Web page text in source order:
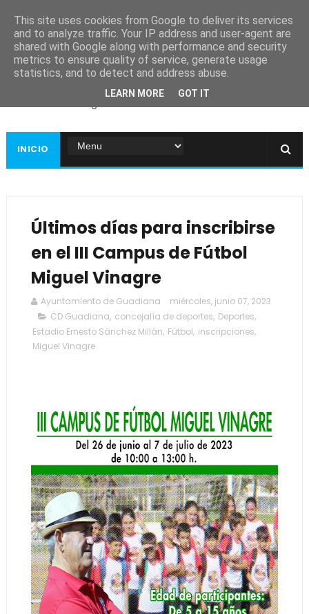
Ayuntamiento de
Guadiana
INICIO
Últimos días para inscribirse
en el III Campus de Fútbol
Miguel Vinagre
Ayuntamiento de Guadiana
miércoles, junio 07, 2023
CD Guadiana, concejalía de deportes, Deportes,
Estadio Ernesto Sánchez Millán, Fútbol, inscripciones,
Miguel Vinagre
This site uses cookies from Google to deliver its services
and to analyze traffic. Your IP address and user-agent are
shared with Google along with performance and security
metrics to ensure quality of service, generate usage
statistics, and to detect and address abuse.
LEARN MORE GOT IT